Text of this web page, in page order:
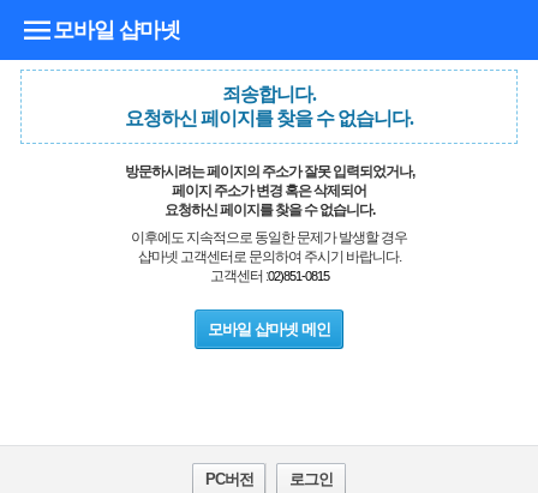
모바일 샵마넷
죄송합니다.
요청하신 페이지를 찾을 수 없습니다.
방문하시려는 페이지의 주소가 잘못 입력되었거나,
페이지 주소가 변경 혹은 삭제되어
요청하신 페이지를 찾을 수 없습니다.
이후에도 지속적으로 동일한 문제가 발생할 경우
샵마넷 고객센터로 문의하여 주시기 바랍니다.
고객센터 :02)851-0815
모바일 샵마넷 메인
PC버전 로그인